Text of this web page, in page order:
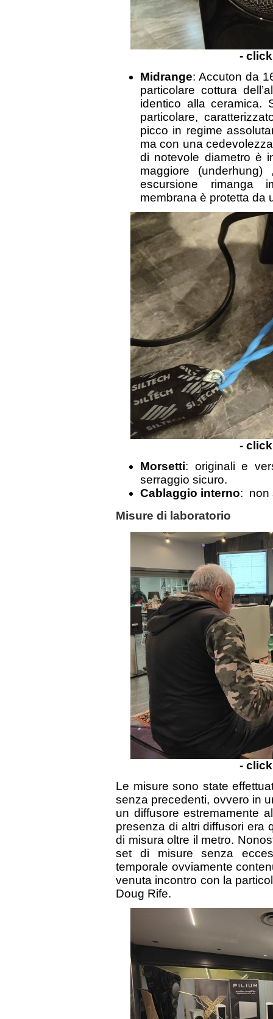
-
Midrange: Accuton da
particolare cottura
identico alla ceramica.
particolare,
picco in regime
ma con una
di notevole diametro è
maggiore
escursione rimanga
membrana è protetta
-
Morsetti: originali e
serraggio sicuro.
Cablaggio interno: non
Misure di laboratorio
-
Le misure sono state
senza precedenti, ovvero in
un diffusore estremamente
presenza di altri diffusori era
di misura oltre il metro.
set di misure senza
temporale ovviamente
venuta incontro con la
Doug Rife.